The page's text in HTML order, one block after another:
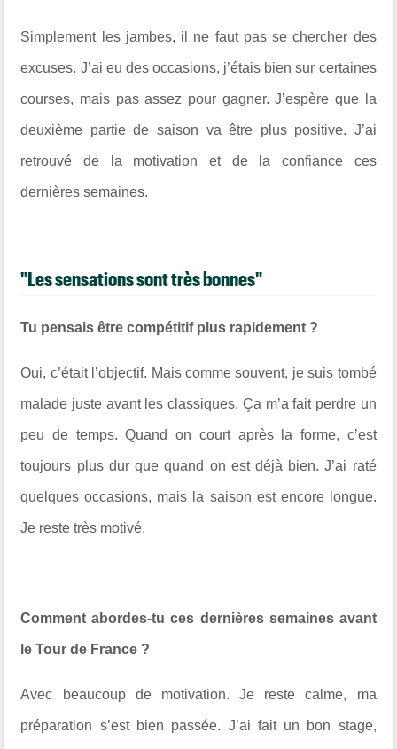
Simplement les jambes, il ne faut pas se chercher des
excuses. J’ai eu des occasions, j’étais bien sur certaines
courses, mais pas assez pour gagner. J’espère que la
deuxième partie de saison va être plus positive. J’ai
retrouvé de la motivation et de la confiance ces
dernières semaines.
"Les sensations sont très bonnes"
Tu pensais être compétitif plus rapidement ?
Oui, c’était l’objectif. Mais comme souvent, je suis tombé
malade juste avant les classiques. Ça m’a fait perdre un
peu de temps. Quand on court après la forme, c’est
toujours plus dur que quand on est déjà bien. J’ai raté
quelques occasions, mais la saison est encore longue.
Je reste très motivé.
Comment abordes-tu ces dernières semaines avant
le Tour de France ?
Avec beaucoup de motivation. Je reste calme, ma
préparation s’est bien passée. J’ai fait un bon stage,